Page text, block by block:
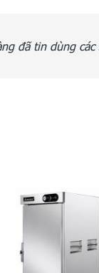
đã tin dùng